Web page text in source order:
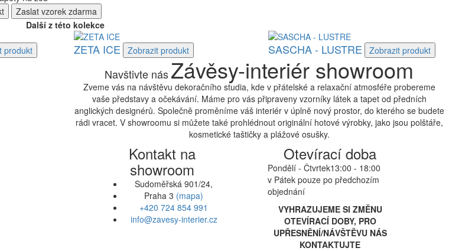
Zaslat vzorek zdarma
Další z této kolekce
produkt ZETA ICE Zobrazit produkt SASCHA - LUSTRE Zobrazit produkt
Navštivte násZávěsy-interiér showroom
Zveme vás na návštěvu dekoračního studia, kde v přátelské a relaxační atmosféře probereme
vaše představy a očekávání. Máme pro vás připraveny vzorníky látek a tapet od předních
anglických designérů. Společně proměníme váš interiér v úplně nový prostor, do kterého se budete
rádi vracet. V showroomu si můžete také prohlédnout originální hotové výrobky, jako jsou polštáře,
kosmetické taštičky a plážové osušky.
Kontakt na
showroom
Sudoměřská 901/24,
Praha 3 (mapa)
+420 724 854 991
info@zavesy-interier.cz
Otevírací doba
Pondělí - Čtvrtek13:00 - 18:00
v Pátek pouze po předchozím
objednání
VYHRAZUJEME SI ZMĚNU
OTEVÍRACÍ DOBY, PRO
UPŘESNĚNÍ/NÁVŠTĚVU NÁS
KONTAKTUJTE